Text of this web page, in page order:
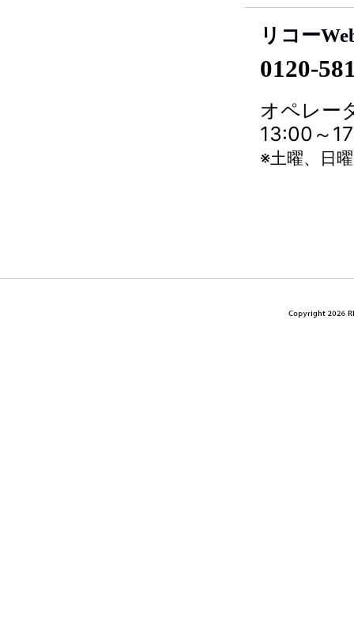
リコー
0120-
オペレー
13:00～
※土曜、日